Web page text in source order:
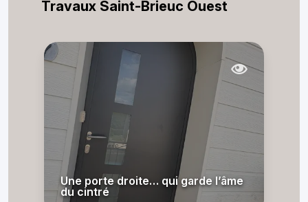
Travaux Saint-Brieuc Ouest
Une porte droite… qui garde l’âme
du cintré